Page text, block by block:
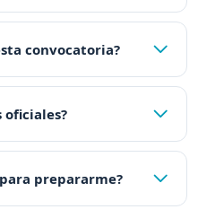
convocatoria?
oficiales?
prepararme?